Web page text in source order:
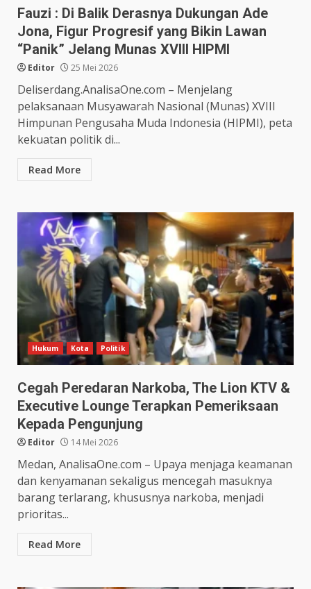
Fauzi : Di Balik Derasnya Dukungan Ade
Jona, Figur Progresif yang Bikin Lawan
“Panik” Jelang Munas XVIII HIPMI
Editor 25 Mei 2026
Deliserdang.AnalisaOne.com – Menjelang
pelaksanaan Musyawarah Nasional (Munas) XVIII
Himpunan Pengusaha Muda Indonesia (HIPMI), peta
kekuatan politik di...
Read More
Hukum Kota Politik
Cegah Peredaran Narkoba, The Lion KTV &
Executive Lounge Terapkan Pemeriksaan
Kepada Pengunjung
Editor 14 Mei 2026
Medan, AnalisaOne.com – Upaya menjaga keamanan
dan kenyamanan sekaligus mencegah masuknya
barang terlarang, khususnya narkoba, menjadi
prioritas...
Read More